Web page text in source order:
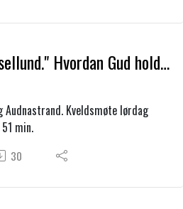
Dan Hessellund." Hvordan Gud holder dom over Egyptens avguder og å lide sammen med Guds folk."
Audnastrand. Kveldsmøte lørdag
min.
30